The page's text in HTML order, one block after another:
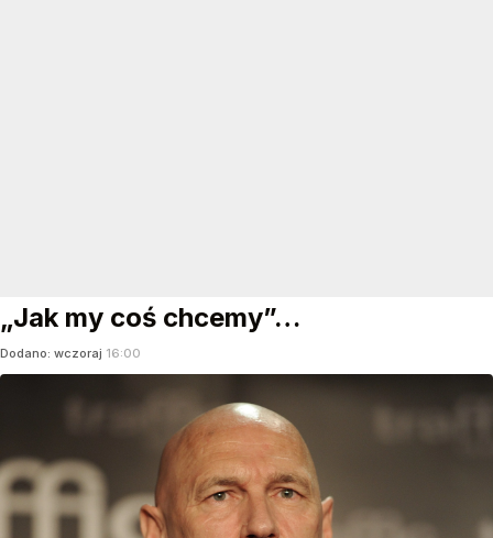
„Jak my coś chcemy”…
Dodano: wczoraj 16:00